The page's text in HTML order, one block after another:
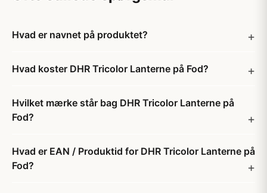
Hvad er navnet på produktet?
Hvad koster DHR Tricolor Lanterne på Fod?
Hvilket mærke står bag DHR Tricolor Lanterne på
Fod?
Hvad er EAN / Produktid for DHR Tricolor Lanterne på
Fod?